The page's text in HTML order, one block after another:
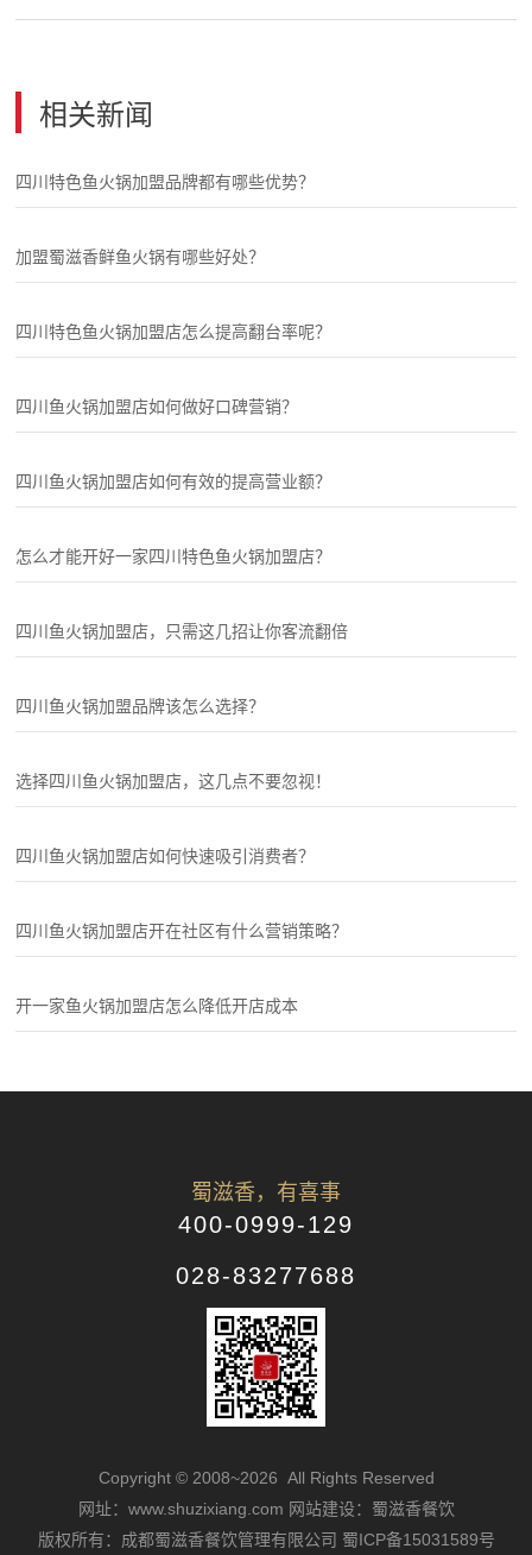
相关新闻
四川特色鱼火锅加盟品牌都有哪些优势？
加盟蜀滋香鲜鱼火锅有哪些好处？
四川特色鱼火锅加盟店怎么提高翻台率呢？
四川鱼火锅加盟店如何做好口碑营销？
四川鱼火锅加盟店如何有效的提高营业额？
怎么才能开好一家四川特色鱼火锅加盟店？
四川鱼火锅加盟店，只需这几招让你客流翻倍
四川鱼火锅加盟品牌该怎么选择？
选择四川鱼火锅加盟店，这几点不要忽视！
四川鱼火锅加盟店如何快速吸引消费者？
四川鱼火锅加盟店开在社区有什么营销策略？
开一家鱼火锅加盟店怎么降低开店成本
蜀滋香，有喜事
400-0999-129
028-83277688
Copyright © 2008~2026 All Rights Reserved
网址：www.shuzixiang.com 网站建设：蜀滋香餐饮
版权所有：成都蜀滋香餐饮管理有限公司 蜀ICP备15031589号